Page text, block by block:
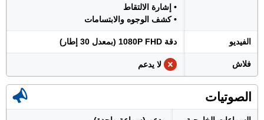
• إشارة الالتقاط
• كشف الوجوه والابتسامات
الفيديو دقة 1080P FHD (بمعدل 30 إطار)
فلاش لا يدعم
الصوتيات